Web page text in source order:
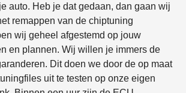
auto. Heb je dat gedaan, dan gaan wij
remappen van de chiptuning
wij geheel afgestemd op jouw
en plannen. Wij willen je immers de
Dit doen we door de op maat
uit te testen op onze eigen